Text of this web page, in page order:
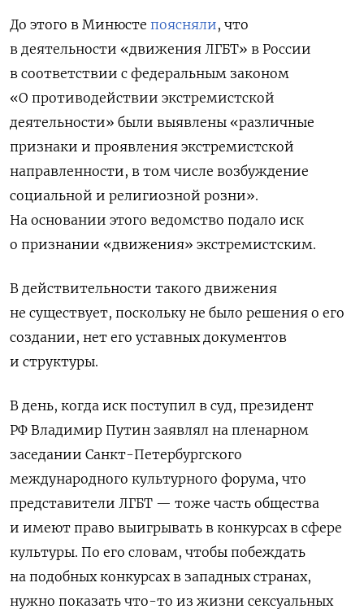
До этого в Минюсте поясняли, что
в деятельности «движения ЛГБТ» в России
в соответствии с федеральным законом
«О противодействии экстремистской
деятельности» были выявлены «различные
признаки и проявления экстремистской
направленности, в том числе возбуждение
социальной и религиозной розни».
На основании этого ведомство подало иск
о признании «движения» экстремистским.
В действительности такого движения
не существует, поскольку не было решения о его
создании, нет его уставных документов
и структуры.
В день, когда иск поступил в суд, президент
РФ Владимир Путин заявлял на пленарном
заседании Санкт-Петербургского
международного культурного форума, что
представители ЛГБТ — тоже часть общества
и имеют право выигрывать в конкурсах в сфере
культуры. По его словам, чтобы побеждать
на подобных конкурсах в западных странах,
нужно показать что-то из жизни сексуальных